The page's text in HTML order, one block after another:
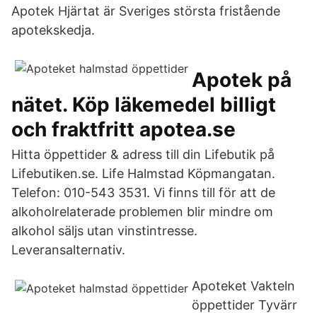
Apotek Hjärtat är Sveriges största fristående
apotekskedja.
Apotek på
nätet. Köp läkemedel billigt
och fraktfritt apotea.se
Hitta öppettider & adress till din Lifebutik på
Lifebutiken.se. Life Halmstad Köpmangatan.
Telefon: 010-543 3531. Vi finns till för att de
alkoholrelaterade problemen blir mindre om
alkohol säljs utan vinstintresse.
Leveransalternativ.
Apoteket Vakteln
öppettider Tyvärr